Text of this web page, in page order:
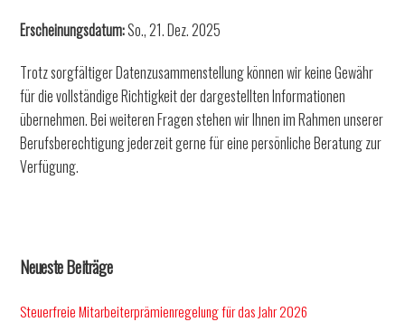
Erscheinungsdatum:So., 21. Dez. 2025
Trotz sorgfältiger Datenzusammenstellung können wir keine Gewähr
für die vollständige Richtigkeit der dargestellten Informationen
übernehmen. Bei weiteren Fragen stehen wir Ihnen im Rahmen unserer
Berufsberechtigung jederzeit gerne für eine persönliche Beratung zur
Verfügung.
Neueste Beiträge
Steuerfreie Mitarbeiterprämienregelung für das Jahr 2026